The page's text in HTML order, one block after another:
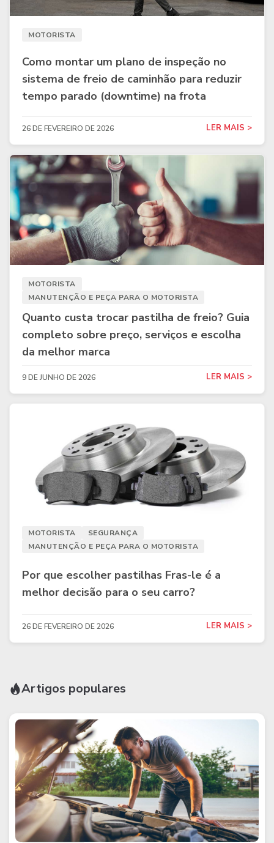
MOTORISTA
Como montar um plano de inspeção no
sistema de freio de caminhão para reduzir
tempo parado (downtime) na frota
26 DE FEVEREIRO DE 2026 LER MAIS >
MOTORISTA
MANUTENÇÃO E PEÇA PARA O MOTORISTA
Quanto custa trocar pastilha de freio? Guia
completo sobre preço, serviços e escolha
da melhor marca
9 DE JUNHO DE 2026 LER MAIS >
MOTORISTA
SEGURANÇA
MANUTENÇÃO E PEÇA PARA O MOTORISTA
Por que escolher pastilhas Fras-le é a
melhor decisão para o seu carro?
26 DE FEVEREIRO DE 2026 LER MAIS >
Artigos populares